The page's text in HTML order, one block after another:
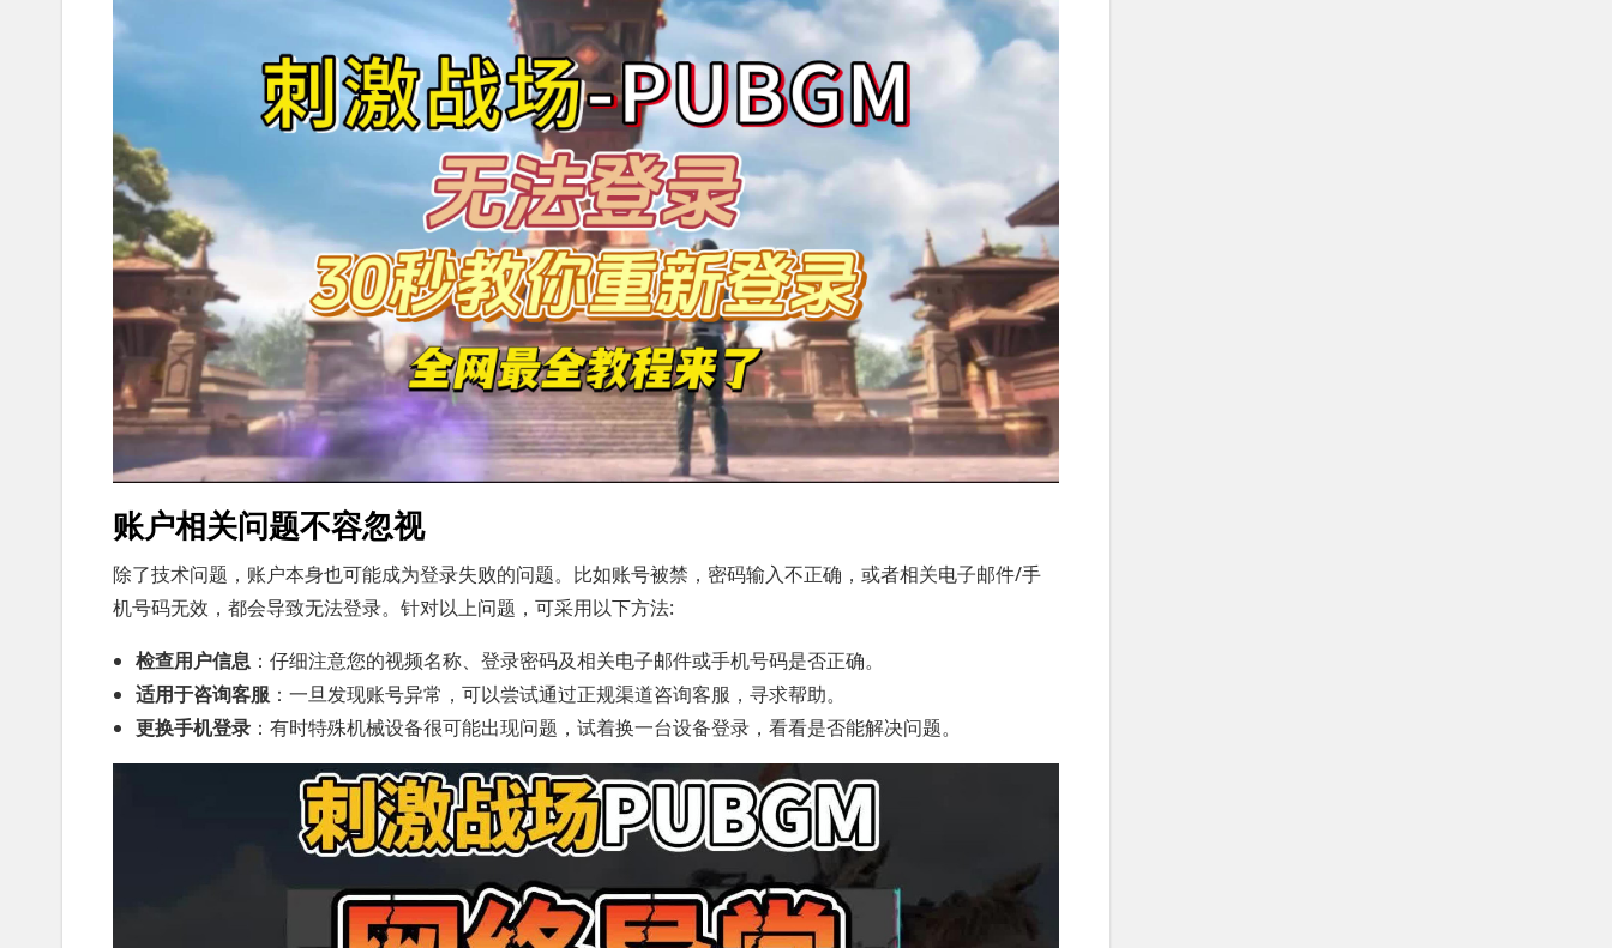
账户相关问题不容忽视
除了技术问题，账户本身也可能成为登录失败的问题。比如账号被禁，密码输入不正确，或者相关电子邮件/手
机号码无效，都会导致无法登录。针对以上问题，可采用以下方法:
检查用户信息 ：仔细注意您的视频名称、登录密码及相关电子邮件或手机号码是否正确。
适用于咨询客服 ：一旦发现账号异常，可以尝试通过正规渠道咨询客服，寻求帮助。
更换手机登录 ：有时特殊机械设备很可能出现问题，试着换一台设备登录，看看是否能解决问题。